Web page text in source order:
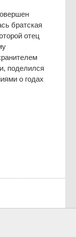
братская
отец
поделился
о годах